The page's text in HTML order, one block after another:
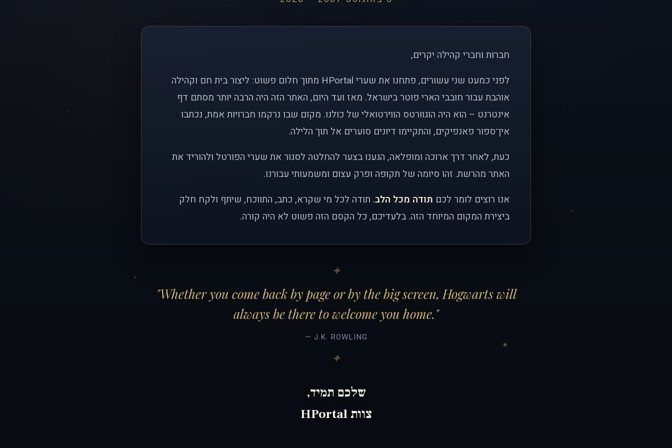
חברות וחברי קהילה יקרים,
לפני כמעט שני עשורים, פתחנו את שערי HPortal מתוך חלום פשוט: ליצור בית חם וקהילה
אוהבת עבור חובבי הארי פוטר בישראל. מאז ועד היום, האתר הזה היה הרבה יותר מסתם דף
אינטרנט – הוא היה הוגוורטס הווירטואלי של כולנו. מקום שבו נרקמו חברויות אמת, נכתבו
אין־ספור פאנפיקים, והתקיימו דיונים סוערים אל תוך הלילה.
כעת, לאחר דרך ארוכה ומופלאה, הגענו בצער להחלטה לסגור את שערי הפורטל ולהוריד את
האתר מהרשת. זהו סיומה של תקופה ופרק עצום ומשמעותי עבורנו.
אנו רוצים לומר לכם תודה מכל הלב. תודה לכל מי שקרא, כתב, התווכח, שיתף ולקח חלק
ביצירת המקום המיוחד הזה. בלעדיכם, כל הקסם הזה פשוט לא היה קורה.
"Whether you come back by page or by the big screen, Hogwarts will
always be there to welcome you home."
— J.K. ROWLING
שלכם תמיד,
צוות HPortal